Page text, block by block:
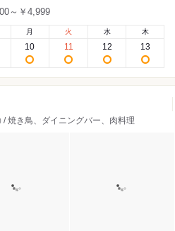
～￥4,999
月
10
火
11
水
12
木
13
/ 焼き鳥、ダイニングバー、肉料理